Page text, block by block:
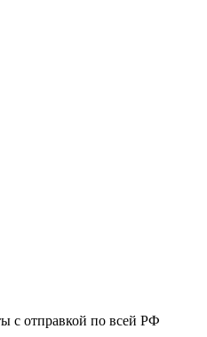
с отправкой по всей РФ